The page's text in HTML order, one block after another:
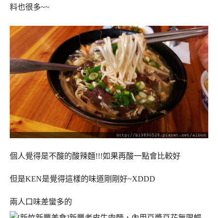
料也很多~~
個人覺得是不酸的酸辣麵!!!如果再酸一點會比較好
但是KEN是覺得這樣的味道剛剛好~XDDD
兩人口味差蠻多的